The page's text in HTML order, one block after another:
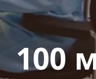
100